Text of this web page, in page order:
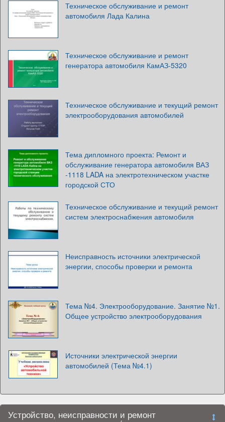
Техническое обслуживание и ремонт
автомобиля Лада Калина
Техническое обслуживание и ремонт
генератора автомобиля КамАЗ-5320
Техническое обслуживание и текущий ремонт
электрооборудования автомобилей
Тема дипломного проекта: Ремонт и
обслуживание генератора автомобиля ВАЗ
-1118 LADA на электротехническом участке
городской СТО
Техническое обслуживание и текущий ремонт
систем электроснабжения автомобиля
Неисправность источники электрической
энергии, способы проверки и ремонта
Тема №4. Электрооборудование. Занятие №1.
Общее устройство электрооборудования
Источники электрической энергии
автомобилей (Тема №4.1)
Устройство, неисправности и ремонт